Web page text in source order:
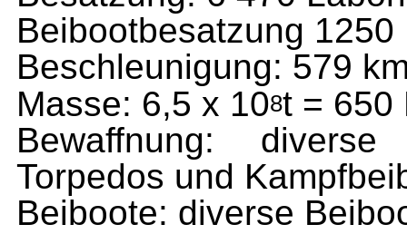
Beibootbesatzung
Be­schleunigung: 579
Masse: 6,5 x 108t = 650
Bewaffnung: diverse
Torpedos und
Beiboo­te: diverse